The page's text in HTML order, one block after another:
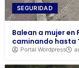
SEGURIDAD
Balean a mujer
caminando hasta
Portal Wordpress